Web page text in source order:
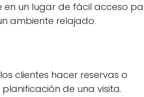
en un lugar de fácil acceso
ambiente relajado.
clientes hacer reservas o
de una visita.